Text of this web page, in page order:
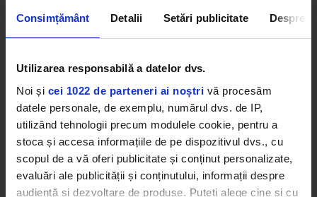
Consimțământ Detalii Setări publicitate Despre
Utilizarea responsabilă a datelor dvs.
Noi și cei 1022 de parteneri ai noștri vă procesăm
datele personale, de exemplu, numărul dvs. de IP,
utilizând tehnologii precum modulele cookie, pentru a
stoca și accesa informațiile de pe dispozitivul dvs., cu
scopul de a vă oferi publicitate și conținut personalizate,
evaluări ale publicității și conținutului, informații despre
audiență și dezvoltare de produse. Puteți alege cine și cu
Alte podcasturi